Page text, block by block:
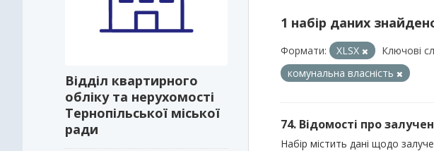
Відділ квартирного
обліку та нерухомості
Тернопільської міської
ради
1 набір даних
Формати: XLSX Ключові
комунальна власність
74. Відомості про
Набір містить дані щодо